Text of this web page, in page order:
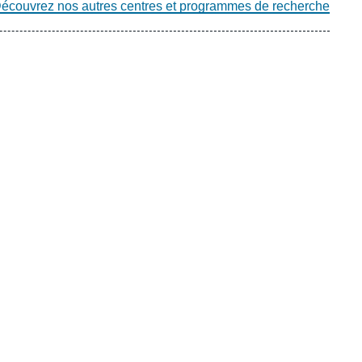
nos autres centres et programmes de recherche